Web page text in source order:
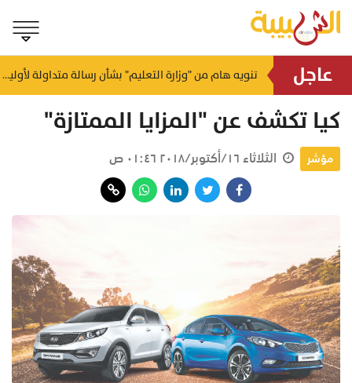
عاجل منذ ٤٧ دقيقة تنويه هام من "وزارة التعليم" بشأن رسالة متداولة لأولياء الأمور
كيا تكشف عن "المزايا الممتازة"
مؤشر الثلاثاء ١٦/أكتوبر/٢٠١٨ ٠١:٤٦ ص